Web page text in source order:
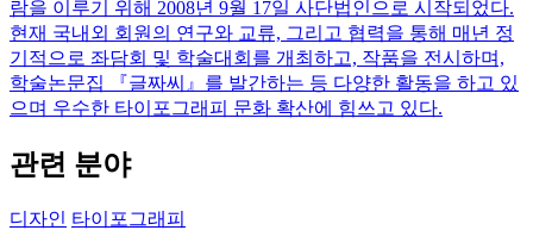
람을 이루기 위해 2008년 9월 17일 사단법인으로 시작되었다.
현재 국내외 회원의 연구와 교류, 그리고 협력을 통해 매년 정
기적으로 좌담회 및 학술대회를 개최하고, 작품을 전시하며,
학술논문집 『글짜씨』를 발간하는 등 다양한 활동을 하고 있
으며 우수한 타이포그래피 문화 확산에 힘쓰고 있다.
관련 분야
디자인 타이포그래피